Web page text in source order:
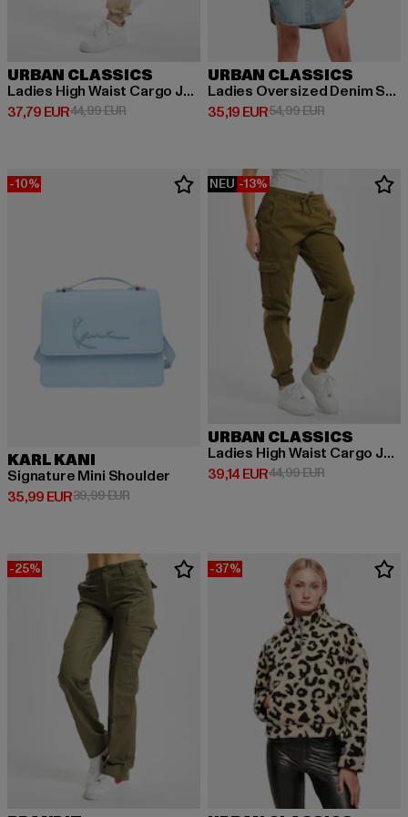
URBAN CLASSICS
Ladies High Waist Cargo Jogging
37,79 EUR
Derzeitiger Preis: 37,79 EUR
44,99 EURAktionspreis: 44,99 EUR
URBAN CLASSICS
Ladies Oversized Denim Shirt
35,19 EUR
Derzeitiger Preis: 35,19 EUR
54,99 EURAktionspreis:
-10%
KARL KANI
Signature Mini Shoulder
35,99 EUR
Derzeitiger Preis: 35,99 EUR
39,99 EURAktionspreis: 39,99 EUR
NEU -13%
URBAN CLASSICS
Ladies High Waist Cargo Jogging
39,14 EUR
Derzeitiger Preis: 39,14 EUR
44,99 EURAktionspreis:
-25% -37%